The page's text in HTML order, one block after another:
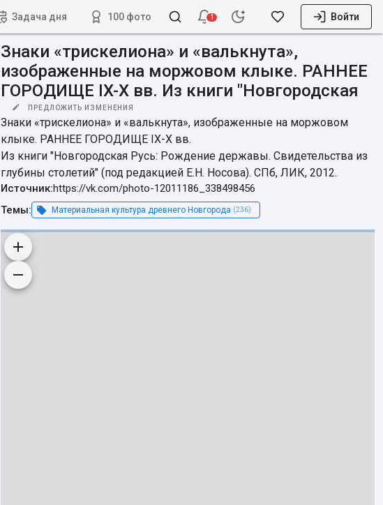
Задача дня 100 фото 1 Войти
Знаки «трискелиона» и «валькнута»,
изображенные на моржовом клыке. РАННЕЕ
ГОРОДИЩЕ IX-X вв. Из книги "Новгородская
ПРЕДЛОЖИТЬ ИЗМЕНЕНИЯ
Знаки «трискелиона» и «валькнута», изображенные на моржовом
клыке. РАННЕЕ ГОРОДИЩЕ IX-X вв.
Из книги "Новгородская Русь: Рождение державы. Свидетельства из
глубины столетий" (под редакцией Е.Н. Носова). СПб, ЛИК, 2012.
Источник:https://vk.com/photo-12011186_338498456
Темы:
Материальная культура древнего Новгорода (236)